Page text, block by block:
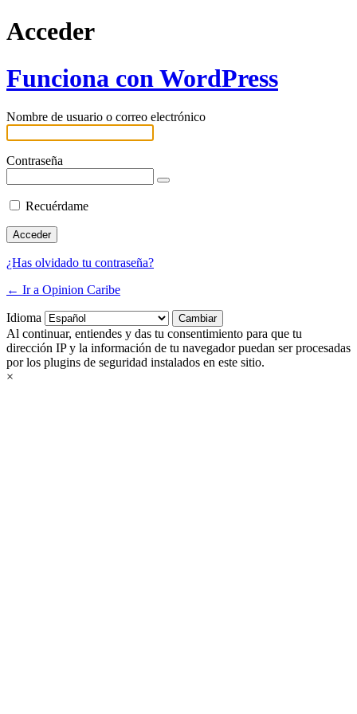
Acceder
Funciona con WordPress
Nombre de usuario o correo electrónico
Contraseña
Recuérdame
¿Has olvidado tu contraseña?
← Ir a Opinion Caribe
Idioma
Al continuar, entiendes y das tu consentimiento para que tu
dirección IP y la información de tu navegador puedan ser procesadas
por los plugins de seguridad instalados en este sitio.
×